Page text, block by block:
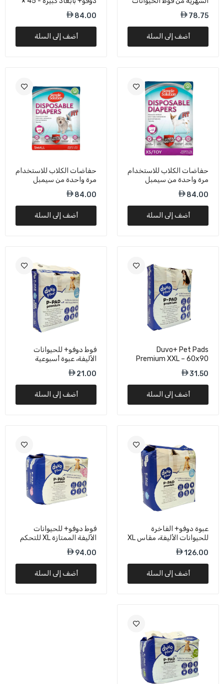
90 سم
78.75
أضف إلى السلة
84.00
أضف إلى السلة
حفاضات الكلاب للاستخدام
مرة واحدة من سيمبل
سوليوشن - مقاس صغير
جدًا
84.00
أضف إلى السلة
حفاضات الكلاب للاستخدام
مرة واحدة من سيمبل
سوليوشن - صغير
84.00
أضف إلى السلة
Duvo+ Pet Pads
Premium XXL – 60x90
31.50
أضف إلى السلة
فوط دوفو+ للحيوانات
الأليفة، عبوة أسبوعية
× 60 سم
21.00
أضف إلى السلة
عبوة دوفو+ الفاخرة
للحيوانات الأليفة، مقاس XL
126.00
أضف إلى السلة
فوط دوفو+ للحيوانات
الأليفة الممتازة XL للتحكم
في الروائح - 60 × 60 سم
94.00
أضف إلى السلة